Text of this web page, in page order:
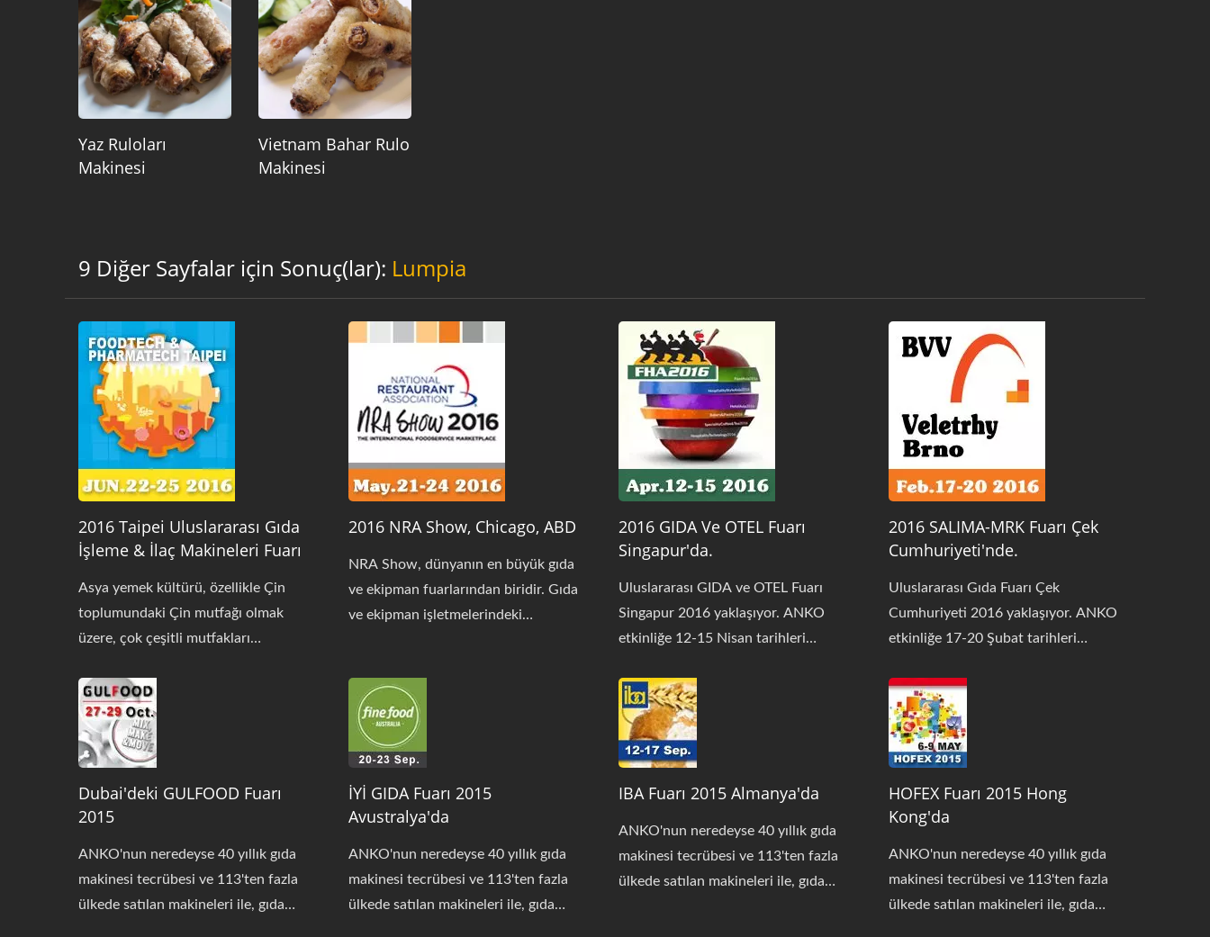
Yaz Ruloları
Makinesi
Vietnam Bahar Rulo
Makinesi
9 Diğer Sayfalar için Sonuç(lar): Lumpia
2016 Taipei Uluslararası Gıda
İşleme & İlaç Makineleri Fuarı
Asya yemek kültürü, özellikle Çin
toplumundaki Çin mutfağı olmak
üzere, çok çeşitli mutfakları
birlikte, ülkeler arasındaki sınırlar
zamanla belirsizleşir ve bu durum,
füzyon mutfaklar ve yaratıcı tariflerle
birlikte gelir. ANKO, 113 ülkeye
başarıyla ihraç edilen ve geleneksel
etnik yemekler ile yenilikçi gıda
gıda üretebilen gıda makineleri
Ayrıca, makine özelleştirmesi bireysel
2016 NRA Show, Chicago, ABD
NRA Show, dünyanın en büyük gıda
ve ekipman fuarlarından biridir. Gıda
ve ekipman işletmelerindeki
getiriyor. Yaklaşık 30 ülkeden
katılımcılar, trendleri belirlemek ve
yeni ürünleri sergilemek için fuardalar.
Yeni gıda teknolojilerini ve trendlerini
birinci elden öğrenmek için önemli bir
fuar olarak kabul edilmektedir. ANKO
2016 GIDA Ve OTEL Fuarı
Singapur'da.
Uluslararası GIDA ve OTEL Fuarı
Singapur 2016 yaklaşıyor. ANKO
etkinliğe 12-15 Nisan tarihleri
etmekte tereddüt etmeyin. Daha fazla
bilgiye ihtiyacınız olursa, bizimle
iletişime geçmekten çekinmeyin.
ANKO size en profesyonel hizmetleri
sunacaktır. Ekran makineleri HLT-
97SS'tir. Bu makinelerle ilgili daha
fazla bilgi için lütfen aşağıdaki bilgileri
inceleyin. Standımızı ziyaret etmeyi
2016 SALIMA-MRK Fuarı Çek
Cumhuriyeti'nde.
Uluslararası Gıda Fuarı Çek
Cumhuriyeti 2016 yaklaşıyor. ANKO
etkinliğe 17-20 Şubat tarihleri
etmekte tereddüt etmeyin. Daha fazla
bilgiye ihtiyacınız olursa, bizimle
iletişime geçmekten çekinmeyin.
ANKO size en profesyonel hizmetleri
sunacaktır. Ekran makineleri HLT-
700XL, SD-97W'dir. Bu iki makine
aşağıdaki bilgileri inceleyin. Standımızı
aşağıdaki formu doldurmak için
Dubai'deki GULFOOD Fuarı
2015
ANKO'nun neredeyse 40 yıllık gıda
makinesi tecrübesi ve 113'ten fazla
ülkede satılan makineleri ile, gıda
İYİ GIDA Fuarı 2015
Avustralya'da
ANKO'nun neredeyse 40 yıllık gıda
makinesi tecrübesi ve 113'ten fazla
ülkede satılan makineleri ile, gıda
IBA Fuarı 2015 Almanya'da
ANKO'nun neredeyse 40 yıllık gıda
makinesi tecrübesi ve 113'ten fazla
ülkede satılan makineleri ile, gıda
HOFEX Fuarı 2015 Hong
Kong'da
ANKO'nun neredeyse 40 yıllık gıda
makinesi tecrübesi ve 113'ten fazla
ülkede satılan makineleri ile, gıda